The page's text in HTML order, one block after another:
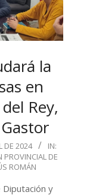
la
en
Rey,
DE 2024
IN:
PROVINCIAL DE
ROMÁN
y